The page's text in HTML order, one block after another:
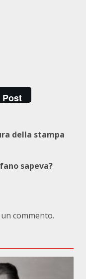
Post
della stampa
sapeva?
commento.